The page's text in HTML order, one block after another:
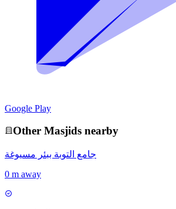
Google Play
Other Masjids nearby
جامع التوبة ببئر مسيوغة
0 m away